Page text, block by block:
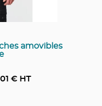
amovibles
€ HT